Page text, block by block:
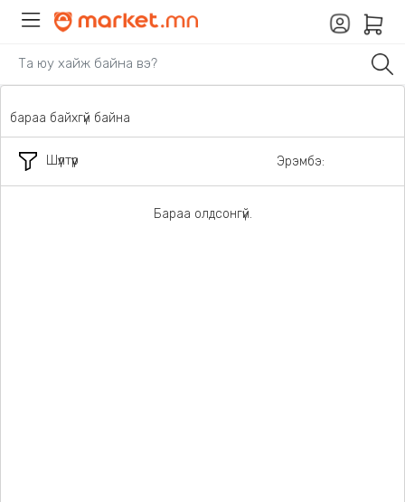
Шүүлтүүр
бараа байхгүй байна
Эрэмбэ:
Бараа олдсонгүй.